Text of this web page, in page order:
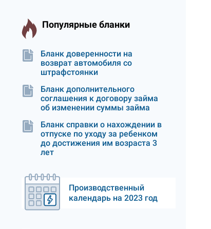
Популярные бланки
Бланк доверенности на
возврат автомобиля со
штрафстоянки
Бланк дополнительного
соглашения к договору займа
об изменении суммы займа
Бланк справки о нахождении в
отпуске по уходу за ребенком
до достижения им возраста 3
лет
Производственный
календарь на 2023 год